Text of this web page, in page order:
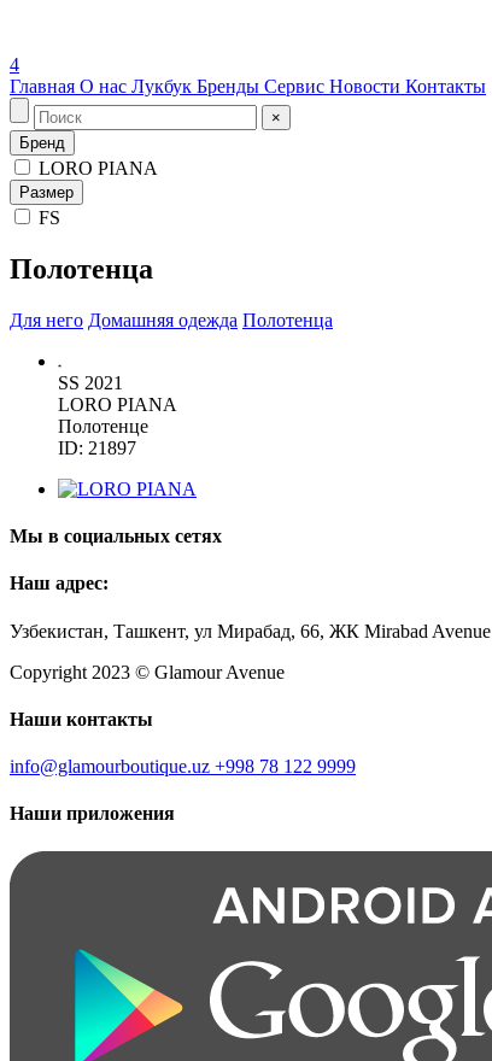
4
Главная О нас Лукбук Бренды Сервис Новости Контакты
×
Бренд
LORO PIANA
Размер
FS
Полотенца
Для него Домашняя одежда Полотенца
SS 2021
LORO PIANA
Полотенце
ID: 21897
Мы в социальных сетях
Наш адрес:
Узбекистан, Ташкент, ул Мирабад, 66, ЖК Mirabad Avenue
Copyright 2023 © Glamour Avenue
Наши контакты
info@glamourboutique.uz +998 78 122 9999
Наши приложения